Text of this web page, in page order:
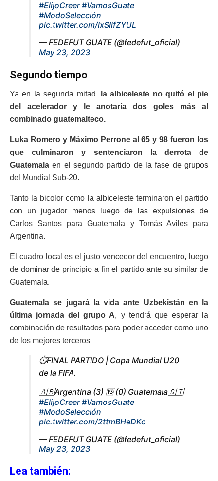
#ElijoCreer #VamosGuate
#ModoSelección
pic.twitter.com/lxSIifZYUL
— FEDEFUT GUATE (@fedefut_oficial)
May 23, 2023
Segundo tiempo
Ya en la segunda mitad,
la albiceleste no quitó el pie
del acelerador y le anotaría dos goles más al
combinado guatemalteco.
Luka Romero y Máximo Perrone al 65 y 98 fueron los
que culminaron y sentenciaron la derrota de
Guatemala en el segundo partido de la fase de grupos
del Mundial Sub-20.
Tanto la bicolor como la albiceleste terminaron el partido
con un jugador menos luego de las expulsiones de
Carlos Santos para Guatemala y Tomás Avilés para
Argentina.
El cuadro local es el justo vencedor del encuentro, luego
de dominar de principio a fin el partido ante su similar de
Guatemala.
Guatemala se jugará la vida ante Uzbekistán en la
última jornada del grupo A, y tendrá que esperar la
combinación de resultados para poder acceder como uno
de los mejores terceros.
⏱️FINAL PARTIDO | Copa Mundial U20
de la FIFA.
🇦🇷Argentina (3) 🆚 (0) Guatemala🇬🇹
#ElijoCreer #VamosGuate
#ModoSelección
pic.twitter.com/2ttmBHeDKc
— FEDEFUT GUATE (@fedefut_oficial)
May 23, 2023
Lea también: